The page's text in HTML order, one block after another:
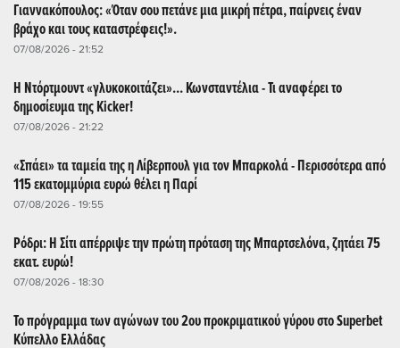
Γιαννακόπουλος: «Όταν σου πετάνε μια μικρή πέτρα, παίρνεις έναν
βράχο και τους καταστρέφεις!».
07/08/2026 - 21:52
Η Ντόρτμουντ «γλυκοκοιτάζει»... Κωνσταντέλια - Τι αναφέρει το
δημοσίευμα της Kicker!
07/08/2026 - 21:22
«Σπάει» τα ταμεία της η Λίβερπουλ για τον Μπαρκολά - Περισσότερα από
115 εκατομμύρια ευρώ θέλει η Παρί
07/08/2026 - 19:55
Ρόδρι: Η Σίτι απέρριψε την πρώτη πρόταση της Μπαρτσελόνα, ζητάει 75
εκατ. ευρώ!
07/08/2026 - 18:30
Το πρόγραμμα των αγώνων του 2ου προκριματικού γύρου στο Superbet
Κύπελλο Ελλάδας